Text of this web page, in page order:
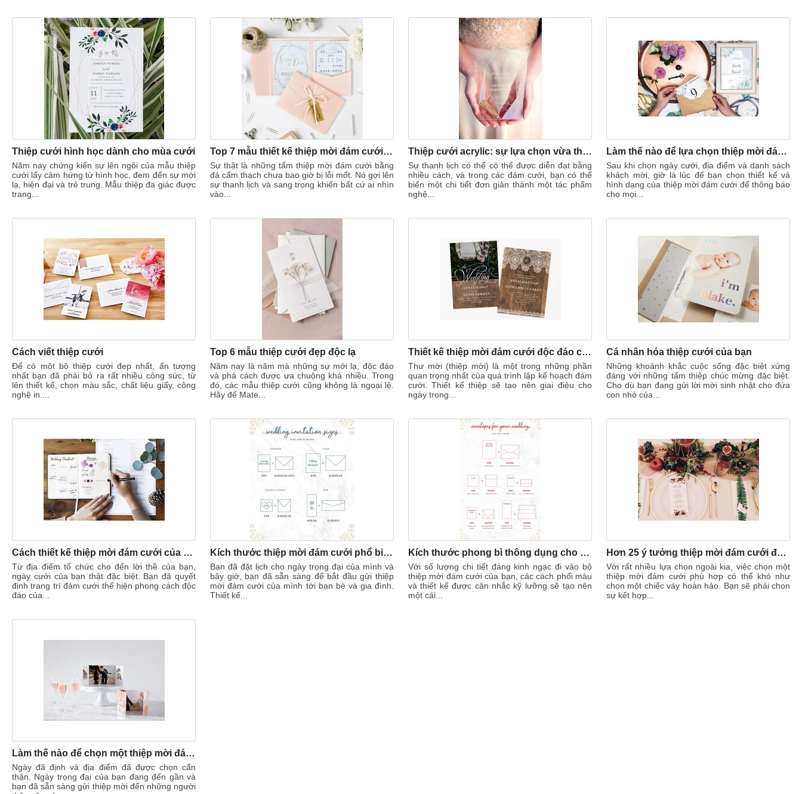
Thiệp cưới hình học dành cho mùa cưới
Năm nay chứng kiến sự lên ngôi của mẫu thiệp
cưới lấy cảm hứng từ hình học, đem đến sự mới
lạ, hiện đại và trẻ trung. Mẫu thiệp đa giác được
trang...
Top 7 mẫu thiết kế thiệp mời đám cưới với họa tiết đá cẩm thạch
Sự thật là những tấm thiệp mời đám cưới bằng
đá cẩm thạch chưa bao giờ bị lỗi mốt. Nó gợi lên
sự thanh lịch và sang trọng khiến bất cứ ai nhìn
vào...
Thiệp cưới acrylic: sự lựa chọn vừa thanh lịch cho đám cưới của bạn
Sự thanh lịch có thể có thể được diễn đạt bằng
nhiều cách, và trong các đám cưới, bạn có thể
biến một chi tiết đơn giản thành một tác phẩm
nghệ...
Làm thế nào để lựa chọn thiệp mời đám cưới phù hợp?
Sau khi chọn ngày cưới, địa điểm và danh sách
khách mời, giờ là lúc để bạn chọn thiết kế và
hình dạng của thiệp mời đám cưới để thông báo
cho mọi...
Cách viết thiệp cưới
Để có một bộ thiệp cưới đẹp nhất, ấn tượng
nhất bạn đã phải bỏ ra rất nhiều công sức, từ
lên thiết kế, chọn màu sắc, chất liệu giấy, công
nghệ in....
Top 6 mẫu thiệp cưới đẹp độc lạ
Năm nay là năm mà những sự mới lạ, độc đáo
và phá cách được ưa chuộng khá nhiều. Trong
đó, các mẫu thiệp cưới cũng không là ngoại lệ.
Hãy để Mate...
Thiết kế thiệp mời đám cưới độc đáo cho bất kỳ chủ đề nào
Thư mời (thiệp mời) là một trong những phần
quan trọng nhất của quá trình lập kế hoạch đám
cưới. Thiết kế thiệp sẽ tạo nên giai điệu cho
ngày trọng...
Cá nhân hóa thiệp cưới của bạn
Những khoảnh khắc cuộc sống đặc biệt xứng
đáng với những tấm thiệp chúc mừng đặc biệt.
Cho dù bạn đang gửi lời mời sinh nhật cho đứa
con nhỏ của...
Cách thiết kế thiệp mời đám cưới của riêng bạn
Từ địa điểm tổ chức cho đến lời thề của bạn,
ngày cưới của bạn thật đặc biệt. Bạn đã quyết
định trang trí đám cưới thể hiện phong cách độc
đáo của...
Kích thước thiệp mời đám cưới phổ biến nhất
Bạn đã đặt lịch cho ngày trọng đại của mình và
bây giờ, bạn đã sẵn sàng để bắt đầu gửi thiệp
mời đám cưới của mình tới bạn bè và gia đình.
Thiết kế...
Kích thước phong bì thông dụng cho bộ thiệp cưới của bạn
Với số lượng chi tiết đáng kinh ngạc đi vào bộ
thiệp mời đám cưới của bạn, các cách phối màu
và thiết kế được cân nhắc kỹ lưỡng sẽ tạo nên
một cái...
Hơn 25 ý tưởng thiệp mời đám cưới đầy cảm hứng
Với rất nhiều lựa chọn ngoài kia, việc chọn một
thiệp mời đám cưới phù hợp có thể khó như
chọn một chiếc váy hoàn hảo. Bạn sẽ phải chọn
sự kết hợp...
Làm thế nào để chọn một thiệp mời đám cưới
Ngày đã định và địa điểm đã được chọn cẩn
thận. Ngày trọng đại của bạn đang đến gần và
bạn đã sẵn sàng gửi thiệp mời đến những người